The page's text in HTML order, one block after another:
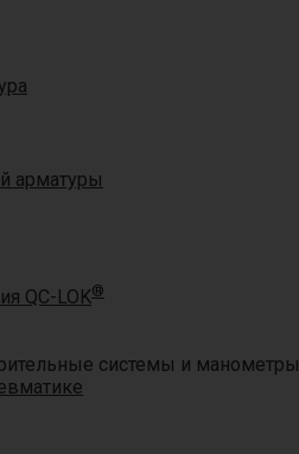
арматуры
QC-LOK®
системы и манометры